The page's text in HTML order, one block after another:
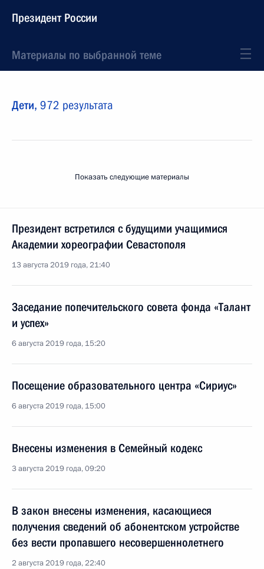
Президент России
Материалы по выбранной теме
Дети, 972 результата
Показать следующие материалы
Президент встретился с будущими учащимися
Академии хореографии Севастополя
13 августа 2019 года, 21:40
Заседание попечительского совета фонда «Талант
и успех»
6 августа 2019 года, 15:20
Посещение образовательного центра «Сириус»
6 августа 2019 года, 15:00
Внесены изменения в Семейный кодекс
3 августа 2019 года, 09:20
В закон внесены изменения, касающиеся
получения сведений об абонентском устройстве
без вести пропавшего несовершеннолетнего
2 августа 2019 года, 22:40